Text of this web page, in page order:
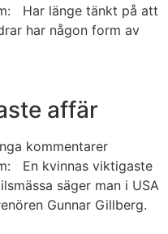
Har länge tänkt på att
har någon form av
affär
kommentarer
En kvinnas viktigaste
säger man i USA
Gunnar Gillberg.